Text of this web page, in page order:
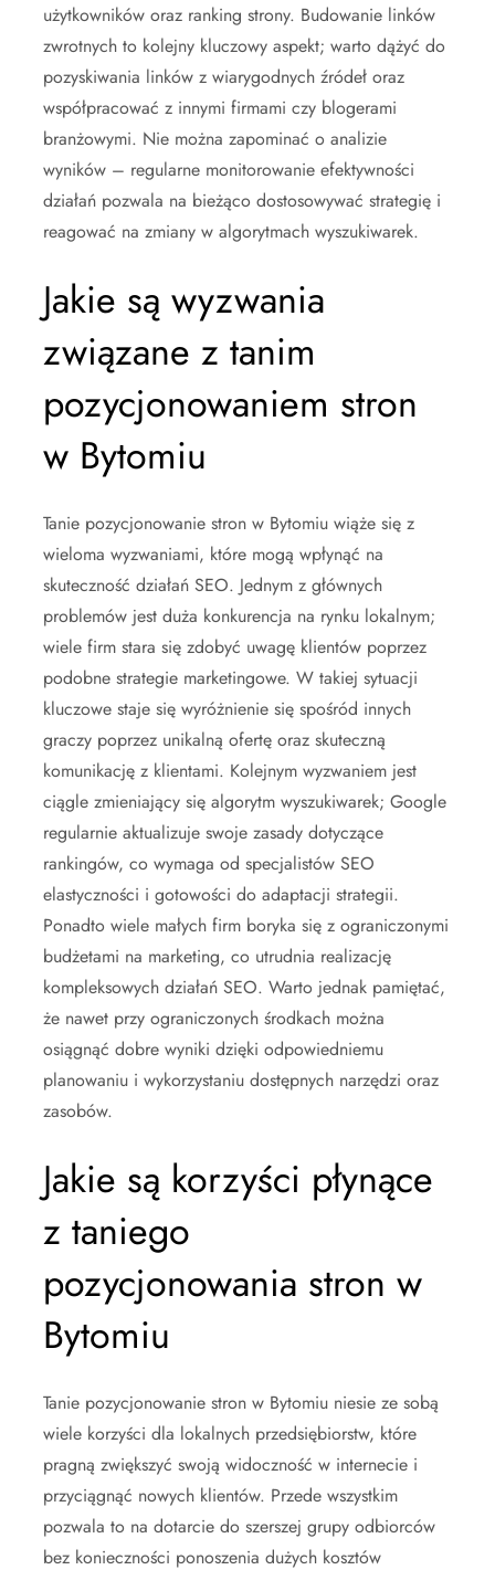
użytkowników oraz ranking strony. Budowanie linków
zwrotnych to kolejny kluczowy aspekt; warto dążyć do
pozyskiwania linków z wiarygodnych źródeł oraz
współpracować z innymi firmami czy blogerami
branżowymi. Nie można zapominać o analizie
wyników – regularne monitorowanie efektywności
działań pozwala na bieżąco dostosowywać strategię i
reagować na zmiany w algorytmach wyszukiwarek.
Jakie są wyzwania
związane z tanim
pozycjonowaniem stron
w Bytomiu
Tanie pozycjonowanie stron w Bytomiu wiąże się z
wieloma wyzwaniami, które mogą wpłynąć na
skuteczność działań SEO. Jednym z głównych
problemów jest duża konkurencja na rynku lokalnym;
wiele firm stara się zdobyć uwagę klientów poprzez
podobne strategie marketingowe. W takiej sytuacji
kluczowe staje się wyróżnienie się spośród innych
graczy poprzez unikalną ofertę oraz skuteczną
komunikację z klientami. Kolejnym wyzwaniem jest
ciągle zmieniający się algorytm wyszukiwarek; Google
regularnie aktualizuje swoje zasady dotyczące
rankingów, co wymaga od specjalistów SEO
elastyczności i gotowości do adaptacji strategii.
Ponadto wiele małych firm boryka się z ograniczonymi
budżetami na marketing, co utrudnia realizację
kompleksowych działań SEO. Warto jednak pamiętać,
że nawet przy ograniczonych środkach można
osiągnąć dobre wyniki dzięki odpowiedniemu
planowaniu i wykorzystaniu dostępnych narzędzi oraz
zasobów.
Jakie są korzyści płynące
z taniego
pozycjonowania stron w
Bytomiu
Tanie pozycjonowanie stron w Bytomiu niesie ze sobą
wiele korzyści dla lokalnych przedsiębiorstw, które
pragną zwiększyć swoją widoczność w internecie i
przyciągnąć nowych klientów. Przede wszystkim
pozwala to na dotarcie do szerszej grupy odbiorców
bez konieczności ponoszenia dużych kosztów